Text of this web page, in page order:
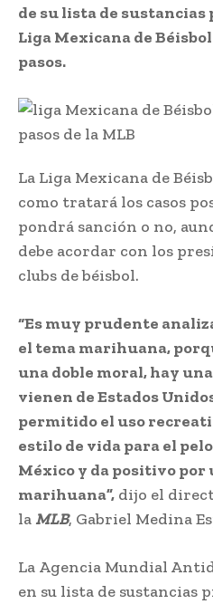
de su lista de
Liga Mexicana de
pasos.
La Liga Mexicana de
como tratará los casos
pondrá sanción o no,
debe acordar con los
clubs de béisbol.
“Es muy prudente
el tema marihuana,
una doble moral, hay
vienen de Estados
permitido el uso
estilo de vida para el
México y da positivo por
marihuana”, dijo el
la MLB, Gabriel Medina
La Agencia Mundial
en su lista de sustancias